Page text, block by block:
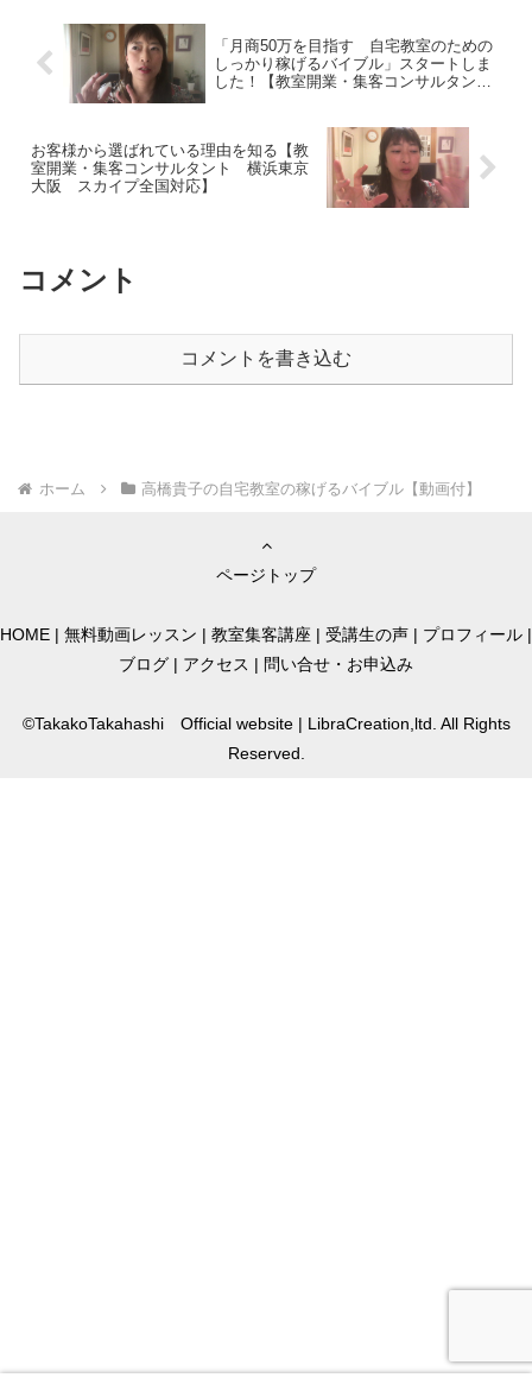
てそこを見せながら集客をして成
約をしていきます。もう8年やっ
て...
をやってみたらどうでしょうか」
と...
「月商50万を目指す 自宅教室のための
しっかり稼げるバイブル」スタートしま
した！【教室開業・集客コンサルタン
お客様から選ばれている理由を知る【教
室開業・集客コンサルタント 横浜東京
大阪 スカイプ全国対応】
コメント
コメントを書き込む
ホーム 高橋貴子の自宅教室の稼げるバイブル【動画付】
ページトップ
HOME | 無料動画レッスン | 教室集客講座 | 受講生の声 | プロフィール |
ブログ | アクセス | 問い合せ・お申込み
©TakakoTakahashi Official website | LibraCreation,ltd. All Rights
Reserved.